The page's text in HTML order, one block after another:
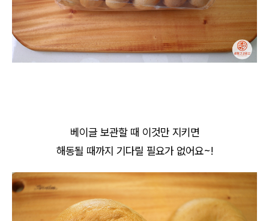
베이글 보관할 때 이것만 지키면
해동될 때까지 기다릴 필요가 없어요~!